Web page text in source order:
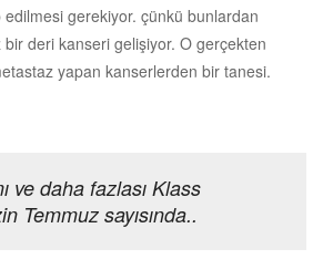
edilmesi gerekiyor. çünkü bunlardan
deri kanseri gelişiyor. O gerçekten
yapan kanserlerden bir tanesi.
ve daha fazlası Klass
Temmuz sayısında..